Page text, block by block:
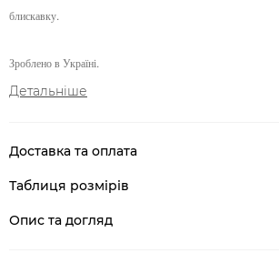
блискавку.
Зроблено в Україні.
Детальніше
Доставка та оплата
Таблиця розмірів
Опис та догляд